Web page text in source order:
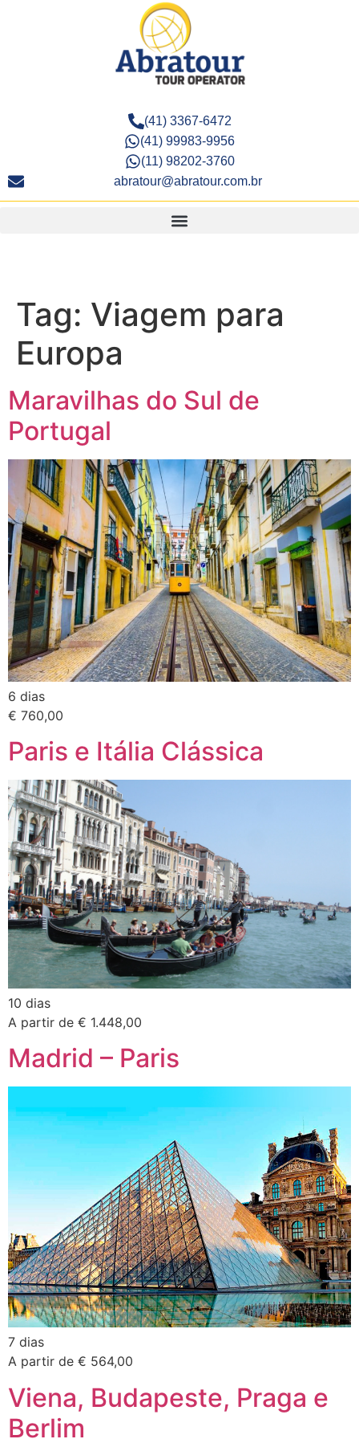
(41) 3367-6472
(41) 99983-9956
(11) 98202-3760
abratour@abratour.com.br
Tag: Viagem para
Europa
Maravilhas do Sul de
Portugal
6 dias
€ 760,00
Paris e Itália Clássica
10 dias
A partir de € 1.448,00
Madrid – Paris
7 dias
A partir de € 564,00
Viena, Budapeste, Praga e
Berlim